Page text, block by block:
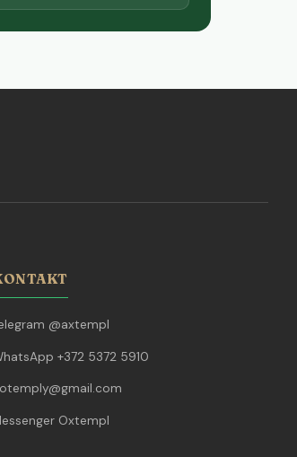
@axtempl
+372 5372 5910
Oxtempl